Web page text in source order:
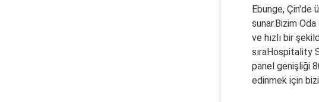
Ebunge, Çin'de
sunar.Bizim
ve hızlı bir
sıraHospitality
panel genişliği
edinmek için